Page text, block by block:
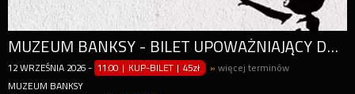
MUZEUM BANKSY - BILET UPOWAŻNIAJĄCY DO WEJŚCIA W CIĄGU CAŁEGO DNIA (OD GODZ. 11:00)
12 WRZEŚNIA 2026 - 11:00 | KUP-BILET |45zł »więcej terminów
MUZEUM BANKSY